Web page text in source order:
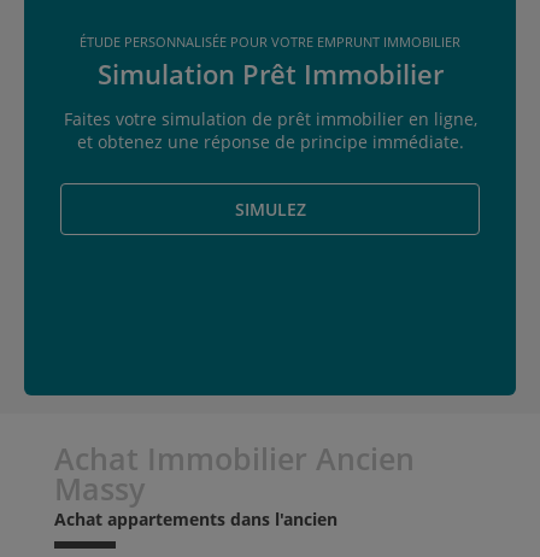
ÉTUDE PERSONNALISÉE POUR VOTRE EMPRUNT IMMOBILIER
Simulation Prêt Immobilier
Faites votre simulation de prêt immobilier en ligne,
et obtenez une réponse de principe immédiate.
SIMULEZ
Achat Immobilier Ancien
Massy
Achat appartements dans l'ancien